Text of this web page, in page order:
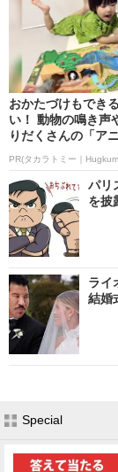
おかたづけもでき
い！ 動物の鳴き声
りだくさんの「ア
PR(タカラトミー｜
パリ
を披
ライ
結婚
Special